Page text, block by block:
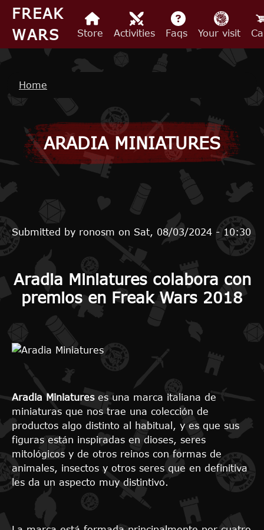
Skip to main content
FREAK
WARS
Store Activities Faqs Your visit
Breadcrumb
Home
ARADIA MINIATURES
Submitted by ronosm on Sat, 08/03/2024 - 10:30
Aradia Miniatures colabora con
premios en Freak Wars 2018
Aradia Miniatureses una marca italiana de
miniaturas que nos trae una colección de
productos algo distinto al habitual, y es que sus
figuras están inspiradas en dioses, seres
mitológicos y de otros reinos con formas de
animales, insectos y otros seres que en definitiva
les da un aspecto muy distintivo.